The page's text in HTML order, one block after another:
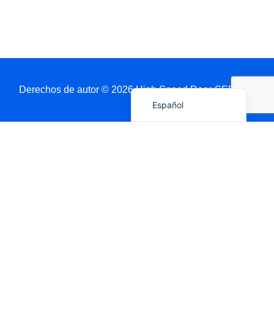
Derechos de autor © 2026 High Speed Door-SEPPES
Español
English